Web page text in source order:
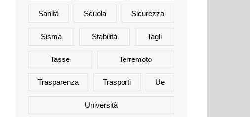
Sanità Scuola Sicurezza
Sisma Stabilità Tagli
Tasse Terremoto
Trasparenza Trasporti Ue
Università